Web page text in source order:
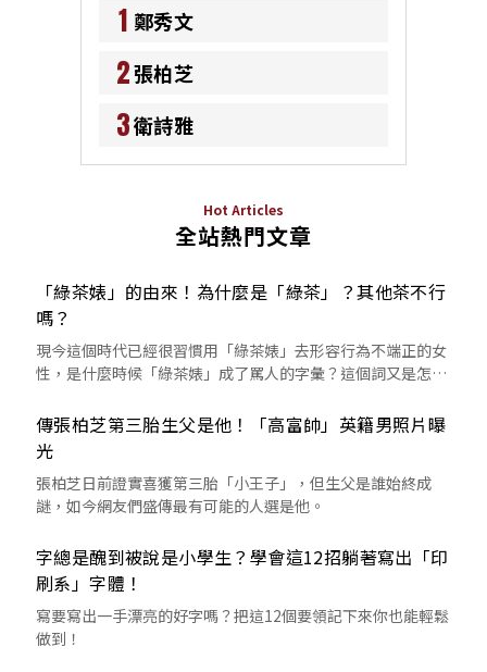
1 鄭秀文
2張柏芝
3衛詩雅
Hot Articles
全站熱門文章
「綠茶婊」的由來！為什麼是「綠茶」？其他茶不行
嗎？
現今這個時代已經很習慣用「綠茶婊」去形容行為不端正的女
性，是什麼時候「綠茶婊」成了罵人的字彙？這個詞又是怎麼
傳張柏芝第三胎生父是他！「高富帥」英籍男照片曝
光
張柏芝日前證實喜獲第三胎「小王子」，但生父是誰始終成
謎，如今網友們盛傳最有可能的人選是他。
字總是醜到被說是小學生？學會這12招躺著寫出「印
刷系」字體！
寫要寫出一手漂亮的好字嗎？把這12個要領記下來你也能輕鬆
做到！